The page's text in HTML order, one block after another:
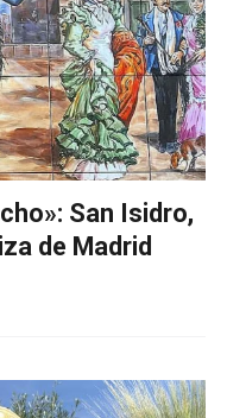
San Isidro,
de Madrid